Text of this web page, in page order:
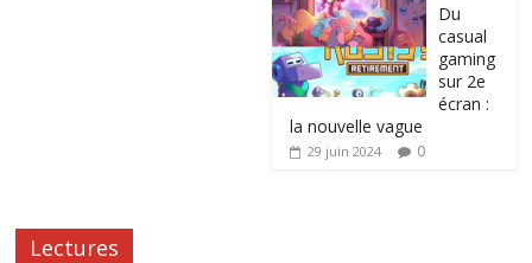
Du
casual
gaming
sur 2e
écran :
la nouvelle vague
29 juin 2024 0
Lectures